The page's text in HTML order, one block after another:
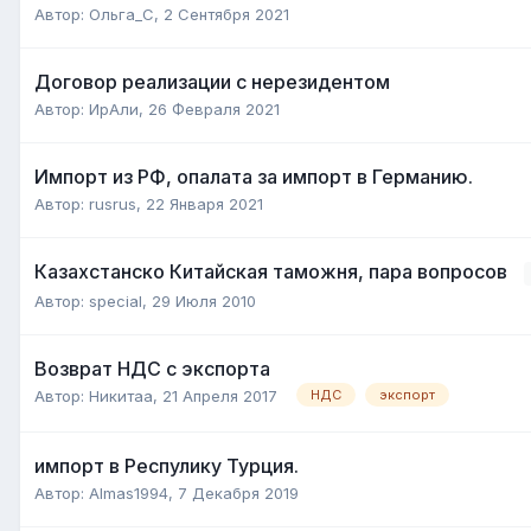
Автор: Ольга_С, 2 Сентября 2021
Договор реализации с нерезидентом
Автор: ИрАли, 26 Февраля 2021
Импорт из РФ, опалата за импорт в Германию.
Автор: rusrus, 22 Января 2021
Казахстанско Китайская таможня, пара вопросов
Автор: special, 29 Июля 2010
Возврат НДС с экспорта
Автор: Никитаа, 21 Апреля 2017 НДС экспорт
импорт в Респулику Турция.
Автор: Almas1994, 7 Декабря 2019